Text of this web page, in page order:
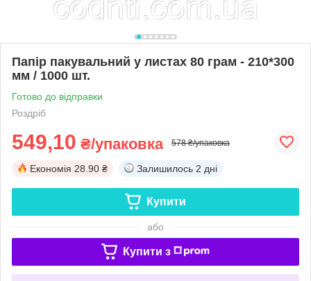
Папір пакувальний у листах 80 грам - 210*300
мм / 1000 шт.
Готово до відправки
Роздріб
549,10 ₴/упаковка 578 ₴/упаковка
Економія 28.90 ₴ Залишилось 2 дні
Купити
або
Купити з